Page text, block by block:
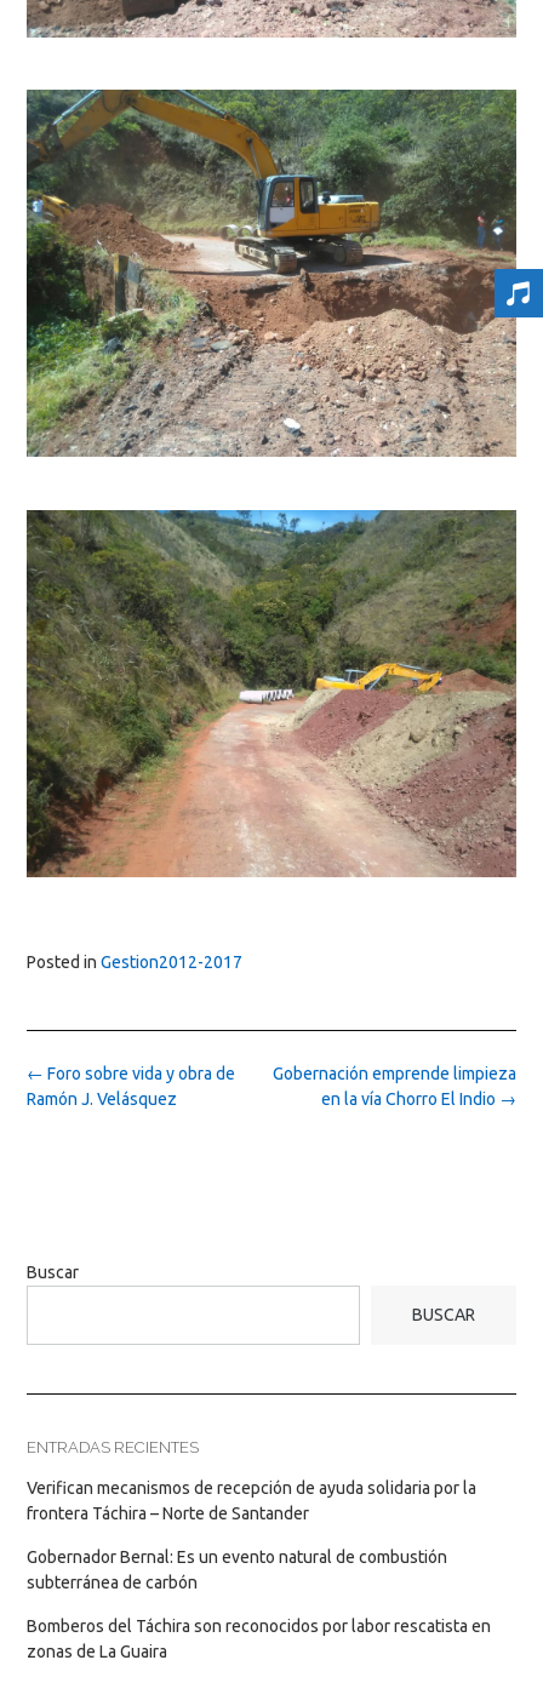
Posted in Gestion2012-2017
Post
navigation
Gobernación emprende limpieza
en la vía Chorro El Indio →
← Foro sobre vida y obra de
Ramón J. Velásquez
Buscar
BUSCAR
ENTRADAS RECIENTES
Verifican mecanismos de recepción de ayuda solidaria por la
frontera Táchira – Norte de Santander
Gobernador Bernal: Es un evento natural de combustión
subterránea de carbón
Bomberos del Táchira son reconocidos por labor rescatista en
zonas de La Guaira